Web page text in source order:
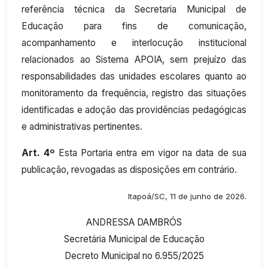
referência técnica da Secretaria Municipal de
Educação para fins de comunicação,
acompanhamento e interlocução institucional
relacionados ao Sistema APOIA, sem prejuízo das
responsabilidades das unidades escolares quanto ao
monitoramento da frequência, registro das situações
identificadas e adoção das providências pedagógicas
e administrativas pertinentes.
Art. 4º Esta Portaria entra em vigor na data de sua
publicação, revogadas as disposições em contrário.
Itapoá/SC, 11 de junho de 2026.
ANDRESSA DAMBRÓS
Secretária Municipal de Educação
Decreto Municipal no 6.955/2025